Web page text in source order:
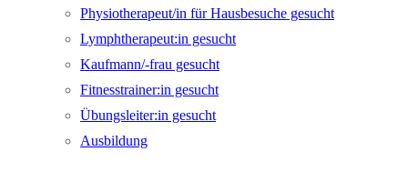
Physiotherapeut/in für Hausbesuche gesucht
Lymphtherapeut:in gesucht
Kaufmann/-frau gesucht
Fitnesstrainer:in gesucht
Übungsleiter:in gesucht
Ausbildung